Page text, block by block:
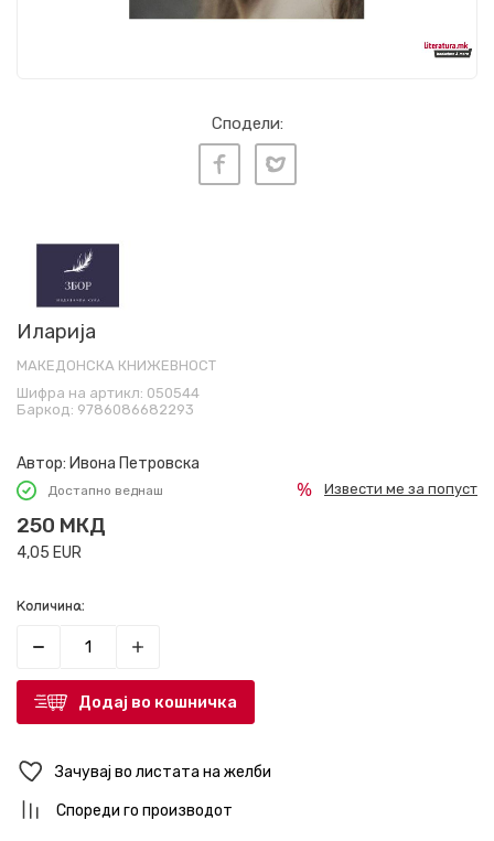
Сподели:
Иларија
МАКЕДОНСКА КНИЖЕВНОСТ
Шифра на артикл: 050544
Баркод: 9786086682293
Автор: Ивона Петровска
Достапно веднаш
250 МКД
4,05 EUR
Извести ме за попуст
Количина:
Додај во кошничка
Зачувај во листата на желби
Спореди го производот